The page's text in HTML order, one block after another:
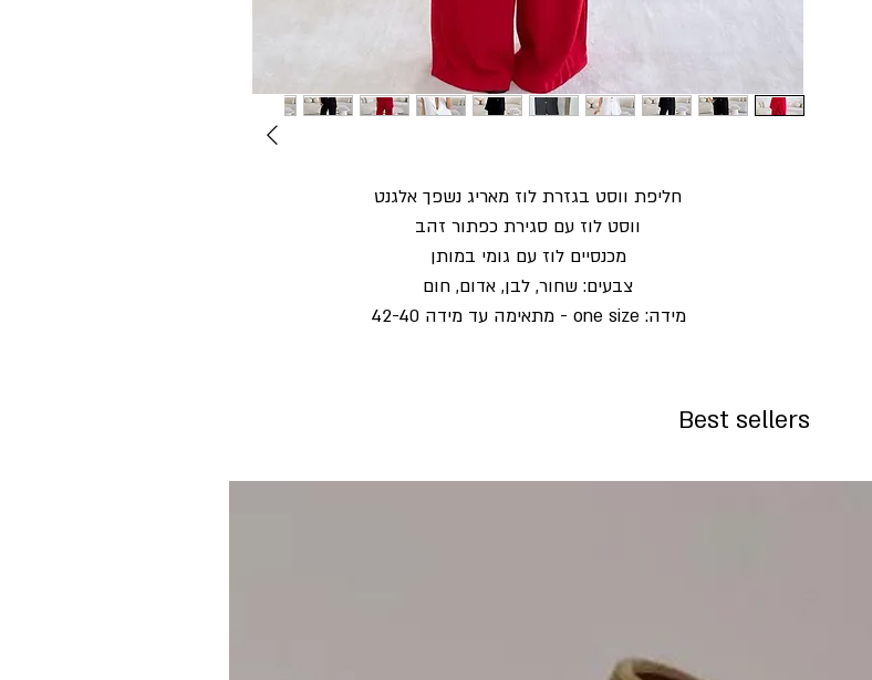
חליפת ווסט בגזרת לוז מאריג נשפך אלגנט
ווסט לוז עם סגירת כפתור זהב
מכנסיים לוז עם גומי במותן
צבעים: שחור, לבן, אדום, חום
מידה: one size - מתאימה עד מידה 42-40
Best sellers